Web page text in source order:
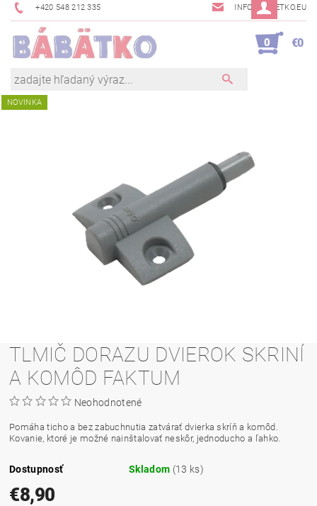
+420 548 212 335 INFO@BABETKO.EU
0 €0
NOVINKA
TLMIČ DORAZU DVIEROK SKRINÍ
A KOMÔD FAKTUM
Neohodnotené
Pomáha ticho a bez zabuchnutia zatvárať dvierka skríň a komôd.
Kovanie, ktoré je možné nainštalovať neskôr, jednoducho a ľahko.
Dostupnosť Skladom (13 ks)
€8,90